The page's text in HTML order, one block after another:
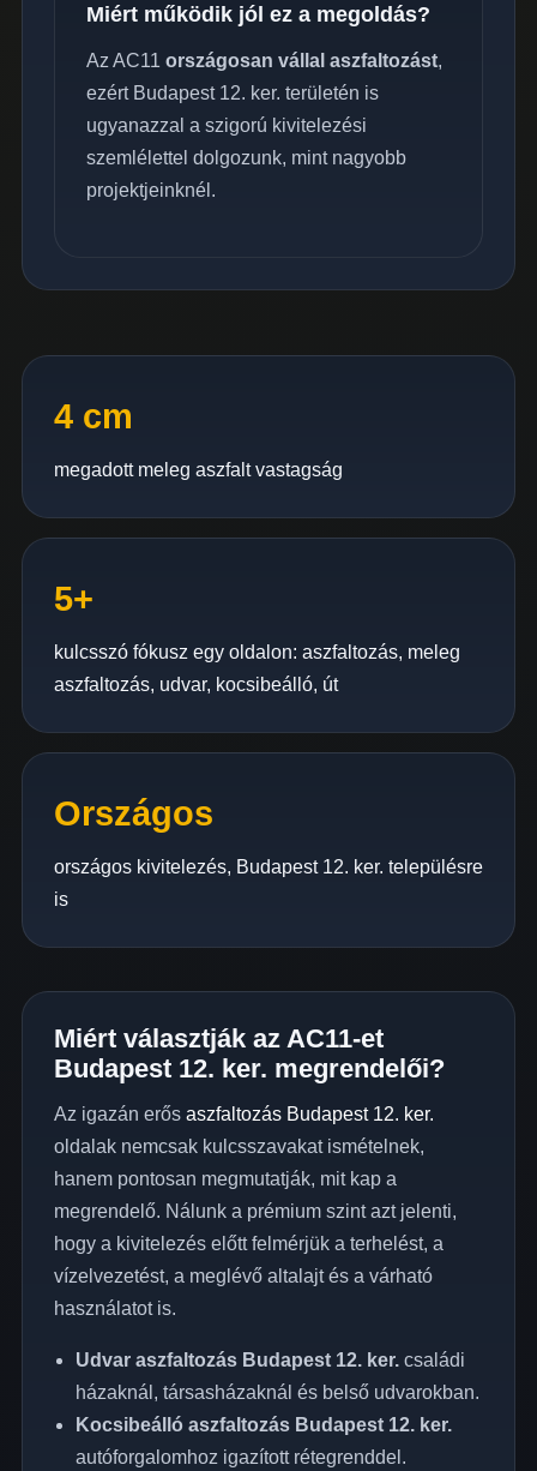
Miért működik jól ez a megoldás?
Az AC11 országosan vállal aszfaltozást,
ezért Budapest 12. ker. területén is
ugyanazzal a szigorú kivitelezési
szemlélettel dolgozunk, mint nagyobb
projektjeinknél.
4 cm
megadott meleg aszfalt vastagság
5+
kulcsszó fókusz egy oldalon: aszfaltozás, meleg
aszfaltozás, udvar, kocsibeálló, út
Országos
országos kivitelezés, Budapest 12. ker. településre
is
Miért választják az AC11-et
Budapest 12. ker. megrendelői?
Az igazán erős aszfaltozás Budapest 12. ker.
oldalak nemcsak kulcsszavakat ismételnek,
hanem pontosan megmutatják, mit kap a
megrendelő. Nálunk a prémium szint azt jelenti,
hogy a kivitelezés előtt felmérjük a terhelést, a
vízelvezetést, a meglévő altalajt és a várható
használatot is.
Udvar aszfaltozás Budapest 12. ker.családi
házaknál, társasházaknál és belső udvarokban.
Kocsibeálló aszfaltozás Budapest 12. ker.
autóforgalomhoz igazított rétegrenddel.